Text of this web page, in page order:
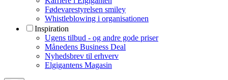
Fødevarestyrelsen smiley
Whistleblowing i organisationen
Inspiration
Ugens tilbud - og andre gode priser
Månedens Business Deal
Nyhedsbrev til erhverv
Elgigantens Magasin